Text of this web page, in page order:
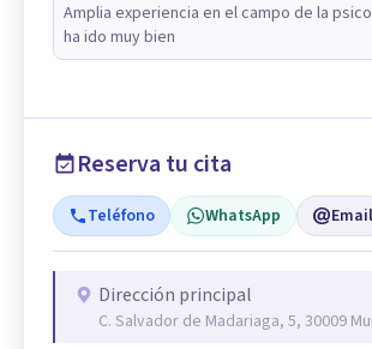
Amplia experiencia en el campo de la
ha ido muy bien
Reserva tu cita
Teléfono WhatsApp Email
Dirección principal
C. Salvador de Madariaga, 5, 30009